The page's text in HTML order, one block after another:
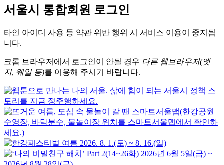
서울시 통합회원 로그인
타인 아이디 사용 등 약관 위반 행위 시 서비스 이용이 중지됩
니다.
크롬 브라우저에서 로그인이 안될 경우 다른 웹브라우저(엣
지, 웨일 등)를 이용해 주시기 바랍니다.